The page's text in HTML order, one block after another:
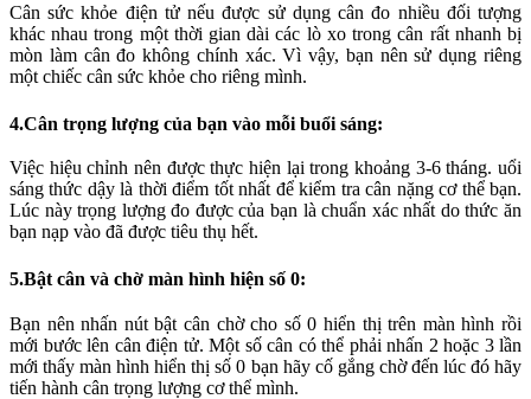
Cân sức khỏe điện tử nếu được sử dụng cân đo nhiều đối tượng
khác nhau trong một thời gian dài các lò xo trong cân rất nhanh bị
mòn làm cân đo không chính xác. Vì vậy, bạn nên sử dụng riêng
một chiếc cân sức khỏe cho riêng mình.
4.Cân trọng lượng của bạn vào mỗi buổi sáng:
Việc hiệu chỉnh nên được thực hiện lại trong khoảng 3-6 tháng. uổi
sáng thức dậy là thời điểm tốt nhất để kiểm tra cân nặng cơ thể bạn.
Lúc này trọng lượng đo được của bạn là chuẩn xác nhất do thức ăn
bạn nạp vào đã được tiêu thụ hết.
5.Bật cân và chờ màn hình hiện số 0:
Bạn nên nhấn nút bật cân chờ cho số 0 hiển thị trên màn hình rồi
mới bước lên cân điện tử. Một số cân có thể phải nhấn 2 hoặc 3 lần
mới thấy màn hình hiển thị số 0 bạn hãy cố gắng chờ đến lúc đó hãy
tiến hành cân trọng lượng cơ thể mình.